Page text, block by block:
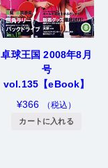
卓球王国 2008年8月
号
vol.135【eBook】
¥366 （税込）
カートに入れる